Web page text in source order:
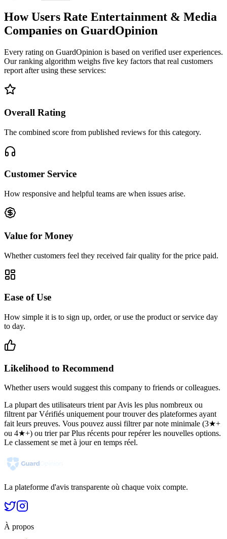
How Users Rate Entertainment & Media
Companies on GuardOpinion
Every rating on GuardOpinion is based on verified user experiences.
Our ranking algorithm weighs five key factors that real customers
report after using these services:
Overall Rating
The combined score from published reviews for this category.
Customer Service
How responsive and helpful teams are when issues arise.
Value for Money
Whether customers feel they received fair quality for the price paid.
Ease of Use
How simple it is to sign up, order, or use the product or service day
to day.
Likelihood to Recommend
Whether users would suggest this company to friends or colleagues.
La plupart des utilisateurs trient par Avis les plus nombreux ou
filtrent par Vérifiés uniquement pour trouver des plateformes ayant
fait leurs preuves. Vous pouvez aussi filtrer par note minimale (3★+
ou 4★+) ou trier par Plus récents pour repérer les nouvelles options.
Le classement se met à jour en temps réel.
La plateforme d'avis transparente où chaque voix compte.
À propos